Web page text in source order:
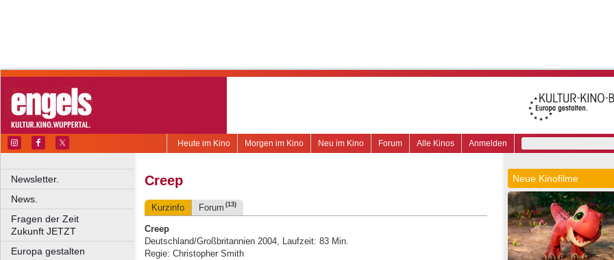
Anmelden
Alle Kinos
Forum
Neu im Kino
Morgen im Kino
Heute im Kino
Newsletter.
News.
Fragen der Zeit
Zukunft JETZT
Europa gestalten
Creep
Kurzinfo Forum (13)
Creep
Deutschland/Großbritannien 2004, Laufzeit: 83 Min.
Regie: Christopher Smith
Neue Kinofilme